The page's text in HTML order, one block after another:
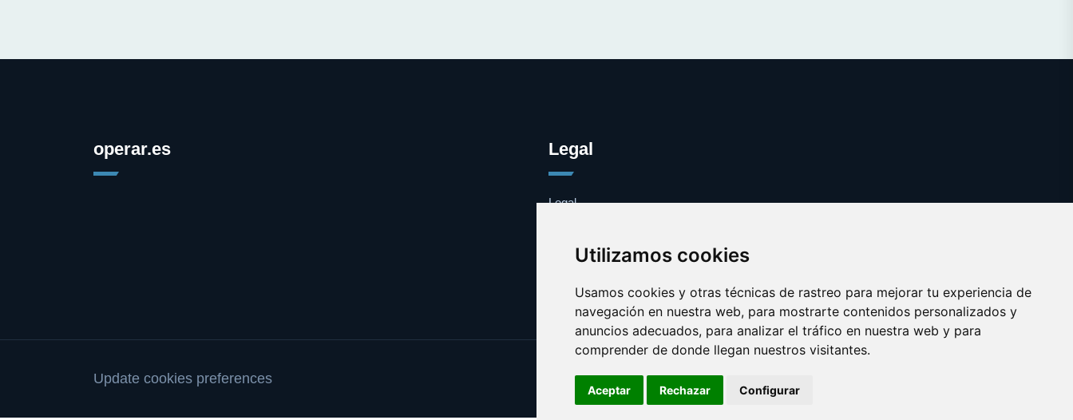
Utilizamos cookies
Usamos cookies y otras técnicas de rastreo para mejorar tu experiencia de
navegación en nuestra web, para mostrarte contenidos personalizados y
anuncios adecuados, para analizar el tráfico en nuestra web y para
comprender de donde llegan nuestros visitantes.
Aceptar Rechazar Configurar
operar.es Legal
Legal
Contacto
Update cookies preferences